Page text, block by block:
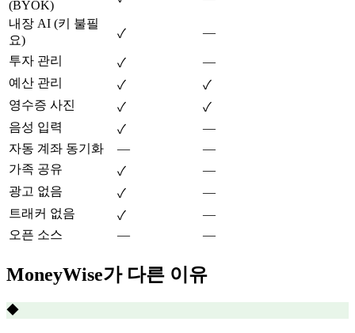
(BYOK)
내장 AI (키 불필
요)
✓ —
투자 관리 ✓
—
예산 관리
✓
✓
영수증 사진
✓
✓
음성 입력
✓
—
자동 계좌 동기화
—
—
가족 공유
✓
—
광고 없음
✓
—
트래커 없음
✓
—
오픈 소스
— —
MoneyWise가 다른 이유
◆